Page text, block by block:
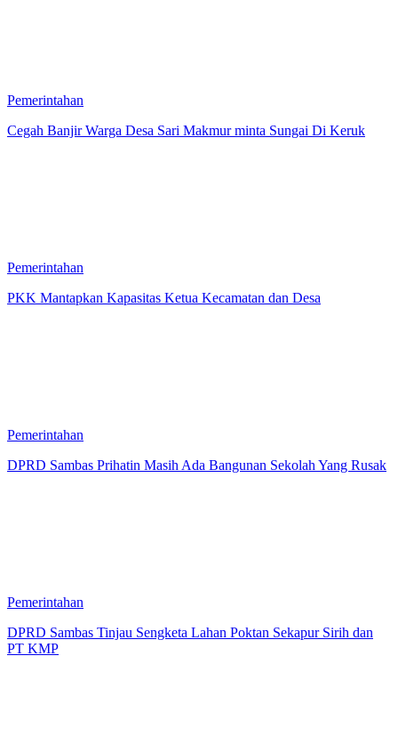
Pemerintahan
Cegah Banjir Warga Desa Sari Makmur minta Sungai Di Keruk
Pemerintahan
PKK Mantapkan Kapasitas Ketua Kecamatan dan Desa
Pemerintahan
DPRD Sambas Prihatin Masih Ada Bangunan Sekolah Yang Rusak
Pemerintahan
DPRD Sambas Tinjau Sengketa Lahan Poktan Sekapur Sirih dan
PT KMP